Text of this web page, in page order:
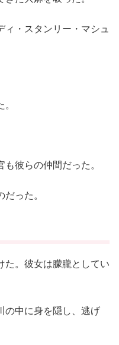
・スタンリー・マシュ
彼らの仲間だった。
った。
た。彼女は朦朧としてい
の中に身を隠し、逃げ